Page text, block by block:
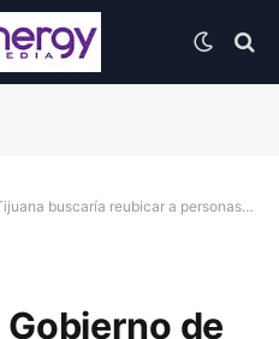
reubicar a personas en canalización
de